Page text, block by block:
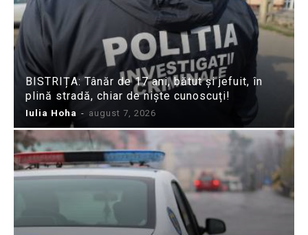
BISTRIȚA: Tânăr de 17 ani, bătut și jefuit, în
plină stradă, chiar de niște cunoscuți!
Iulia Hoha - august 7, 2026